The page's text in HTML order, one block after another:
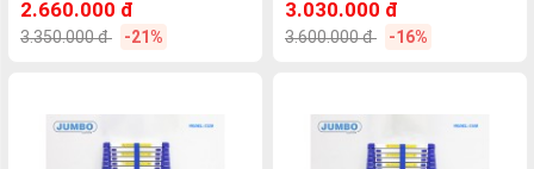
2.660.000 đ
3.350.000 đ -21%
3.030.000 đ
3.600.000 đ -16%